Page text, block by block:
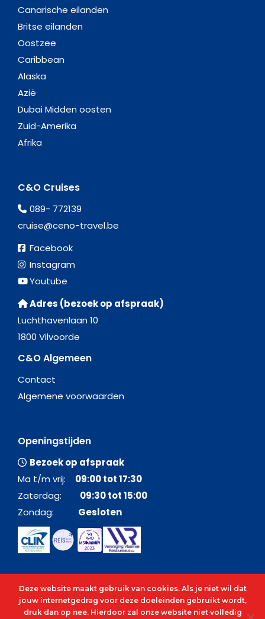
Canarische eilanden
Britse eilanden
Oostzee
Caribbean
Alaska
Azië
Dubai Midden oosten
Zuid-Amerika
Afrika
C&O Cruises
089- 772139
cruise@ceno-travel.be
Facebook
Instagram
Youtube
Adres (bezoek op afspraak)
Luchthavenlaan 10
1800 Vilvoorde
C&O Algemeen
Contact
Algemene voorwaarden
Openingstijden
Bezoek op afspraak
Ma t/m vrij: 09:00 tot 17:30
Zaterdag: 09:30 tot 15:00
Zondag: Gesloten
Deze website maakt gebruik van cookies. Als je niet wil dat
jouw internetgedrag voor deze doeleinden gebruikt wordt,
druk dan op nee. Hierdoor zal onze website niet volledig